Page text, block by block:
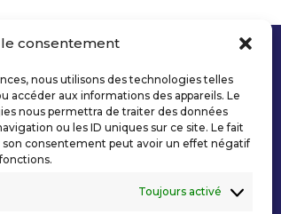
consentement
nous utilisons des technologies telles
accéder aux informations des appareils. Le
nous permettra de traiter des données
ou les ID uniques sur ce site. Le fait
consentement peut avoir un effet négatif
Toujours activé